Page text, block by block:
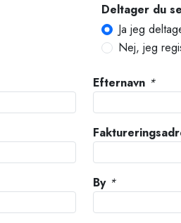
Deltager du
Ja jeg
Nej, jeg
Efternavn *
By *